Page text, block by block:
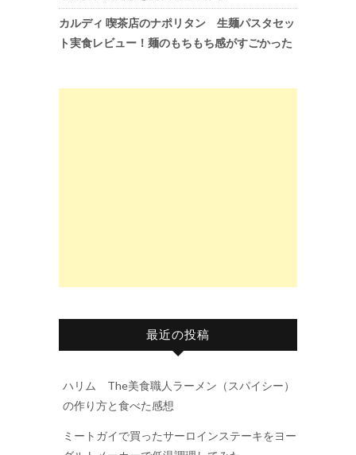
カルディ 喫茶店のナポリタン 生麺パスタセッ
ト実食レビュー！麺のもちもち感がすごかった
最近の投稿
ハリム The美食職人ラーメン（スパイシー）
の作り方と食べた感想
ミートガイで買ったサーロインステーキをヨー